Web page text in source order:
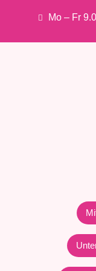
Mo – Fr